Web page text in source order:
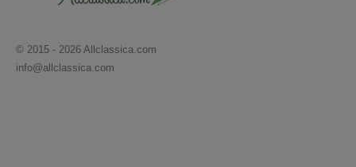
© 2015 - 2026 Allclassica.com
info@allclassica.com